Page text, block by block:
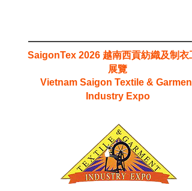
SaigonTex 2026 越南西貢紡織及制衣
展覽
Vietnam Saigon Textile & Garment
Industry Expo